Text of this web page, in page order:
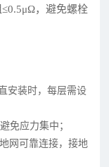
，避免螺栓
安装时，每层需设
免应力集中；
网可靠连接，接地